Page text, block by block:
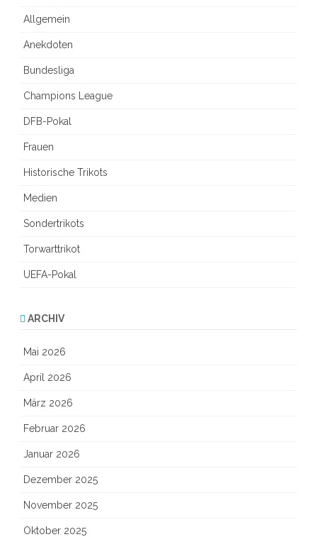
Allgemein
Anekdoten
Bundesliga
Champions League
DFB-Pokal
Frauen
Historische Trikots
Medien
Sondertrikots
Torwarttrikot
UEFA-Pokal
ARCHIV
Mai 2026
April 2026
März 2026
Februar 2026
Januar 2026
Dezember 2025
November 2025
Oktober 2025